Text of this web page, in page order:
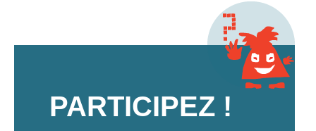
PARTICIPEZ !